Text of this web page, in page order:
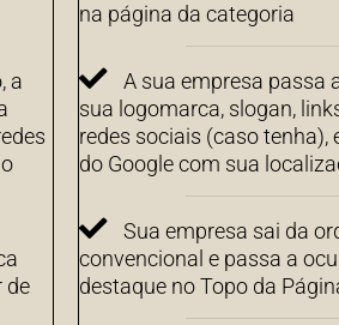
a
de
na página da categoria
A sua empresa passa
sua logomarca, slogan,
redes sociais (caso tenha),
do Google com sua
Sua empresa sai da
convencional e passa a
destaque no Topo da